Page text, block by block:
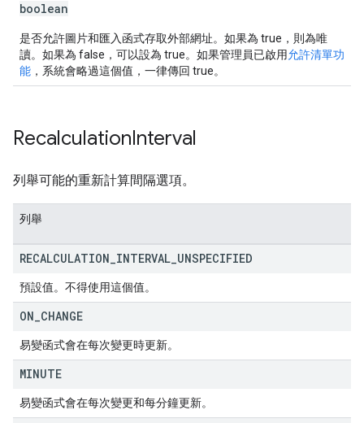
boolean
是否允許圖片和匯入函式存取外部網址。如果為 true，則為唯
讀。如果為 false，可以設為 true。如果管理員已啟用允許清單功
能 ，系統會略過這個值，一律傳回 true。
RecalculationInterval
列舉可能的重新計算間隔選項。
列舉
RECALCULATION INTERVAL UNSPECIFIED
預設值。不得使用這個值。
ON CHANGE
易變函式會在每次變更時更新。
MINUTE
易變函式會在每次變更和每分鐘更新。